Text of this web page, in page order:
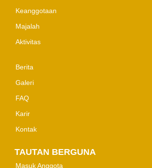
Keanggotaan
Majalah
Aktivitas
Berita
Galeri
FAQ
Karir
Kontak
TAUTAN BERGUNA
Masuk Anggota